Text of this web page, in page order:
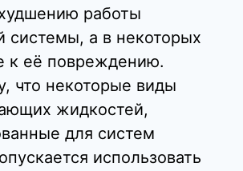
работы
системы, а в некоторых
к её повреждению.
что некоторые виды
жидкостей,
для систем
использовать